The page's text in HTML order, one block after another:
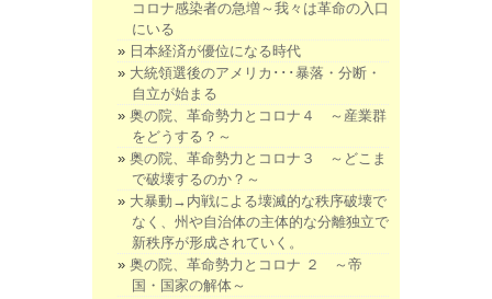
コロナ感染者の急増～我々は革命の入口
にいる
日本経済が優位になる時代
大統領選後のアメリカ･･･暴落・分断・
自立が始まる
奥の院、革命勢力とコロナ４ ～産業群
をどうする？～
奥の院、革命勢力とコロナ３ ～どこま
で破壊するのか？～
大暴動→内戦による壊滅的な秩序破壊で
なく、州や自治体の主体的な分離独立で
新秩序が形成されていく。
奥の院、革命勢力とコロナ ２ ～帝
国・国家の解体～